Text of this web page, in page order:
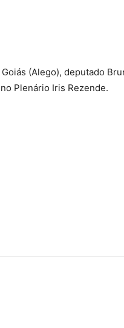
(Alego), deputado
Plenário Iris Rezende.